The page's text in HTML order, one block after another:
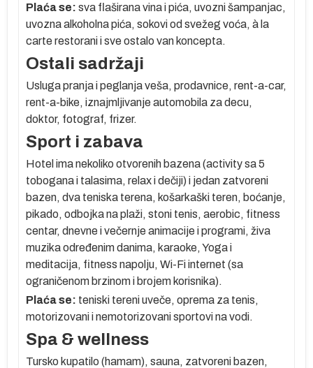
Plaća se: sva flaširana vina i pića, uvozni šampanjac,
uvozna alkoholna pića, sokovi od svežeg voća, à la
carte restorani i sve ostalo van koncepta.
Ostali sadržaji
Usluga pranja i peglanja veša, prodavnice, rent-a-car,
rent-a-bike, iznajmljivanje automobila za decu,
doktor, fotograf, frizer.
Sport i zabava
Hotel ima nekoliko otvorenih bazena (activity sa 5
tobogana i talasima, relax i dečiji) i jedan zatvoreni
bazen, dva teniska terena, košarkaški teren, boćanje,
pikado, odbojka na plaži, stoni tenis, aerobic, fitness
centar, dnevne i večernje animacije i programi, živa
muzika određenim danima, karaoke, Yoga i
meditacija, fitness napolju, Wi-Fi internet (sa
ograničenom brzinom i brojem korisnika).
Plaća se: teniski tereni uveče, oprema za tenis,
motorizovani i nemotorizovani sportovi na vodi.
Spa & wellness
Tursko kupatilo (hamam), sauna, zatvoreni bazen,